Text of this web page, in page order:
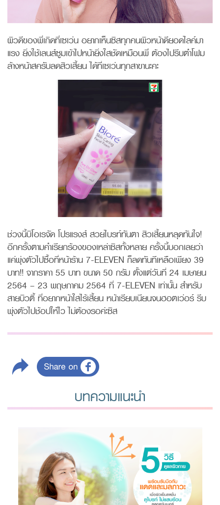
ผิวดีของพี่เกิดที่เซเว่น อยากเห็นซิสทุกคนผิวหน้าดียอดไลค์มา
แรง ยิ่งใช้เลนส์ซูมเข้าไปหน้ายิ่งใสชัดเหมือนพี่ ต้องไปรีบตำโฟม
ล้างหน้าสครับลดสิวเสี้ยน ได้ที่เซเว่นทุกสาขานะคะ
ช่วงนี้บิโอเรจัด โปรแรงส์ สวยไบรท์ทันตา สิวเสี้ยนหลุดทันใจ!
อีกครั้งตามคำเรียกร้องของเหล่าซิสทั้งหลาย ครั้งนี้บอกเลยว่า
แค่พุ่งตัวไปซื้อที่หน้าร้าน 7-ELEVEN ก็ลดทันทีเหลือเพียง 39
บาท!! จากราคา 55 บาท ขนาด 50 กรัม ตั้งแต่วันที่ 24 เมษายน
2564 – 23 พฤษภาคม 2564 ที่ 7-ELEVEN เท่านั้น สำหรับ
สายบิวตี้ ที่อยากหน้าใสไร้เสี้ยน หน้าเรียบเนียนจนฮอตเว่อร์ รีบ
พุ่งตัวไปช้อปให้ไว ไม่ต้องรอค่ะซิส
บทความแนะนำ